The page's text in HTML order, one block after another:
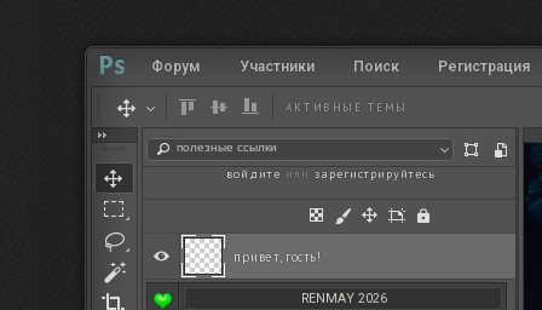
RENMAY 2026
полезные ссылки
Форум Участники Поиск Регистрация
АКТИВНЫЕ ТЕМЫ
привет, гость!
войдите или зарегистрируйтесь